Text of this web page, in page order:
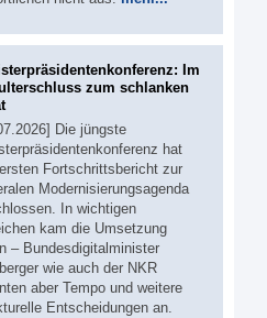
Im
zum schlanken
Die jüngste
hat
Fortschrittsbericht zur
Modernisierungsagenda
In wichtigen
kam die Umsetzung
– Bundesdigitalminister
wie auch der NKR
aber Tempo und weitere
Entscheidungen an.